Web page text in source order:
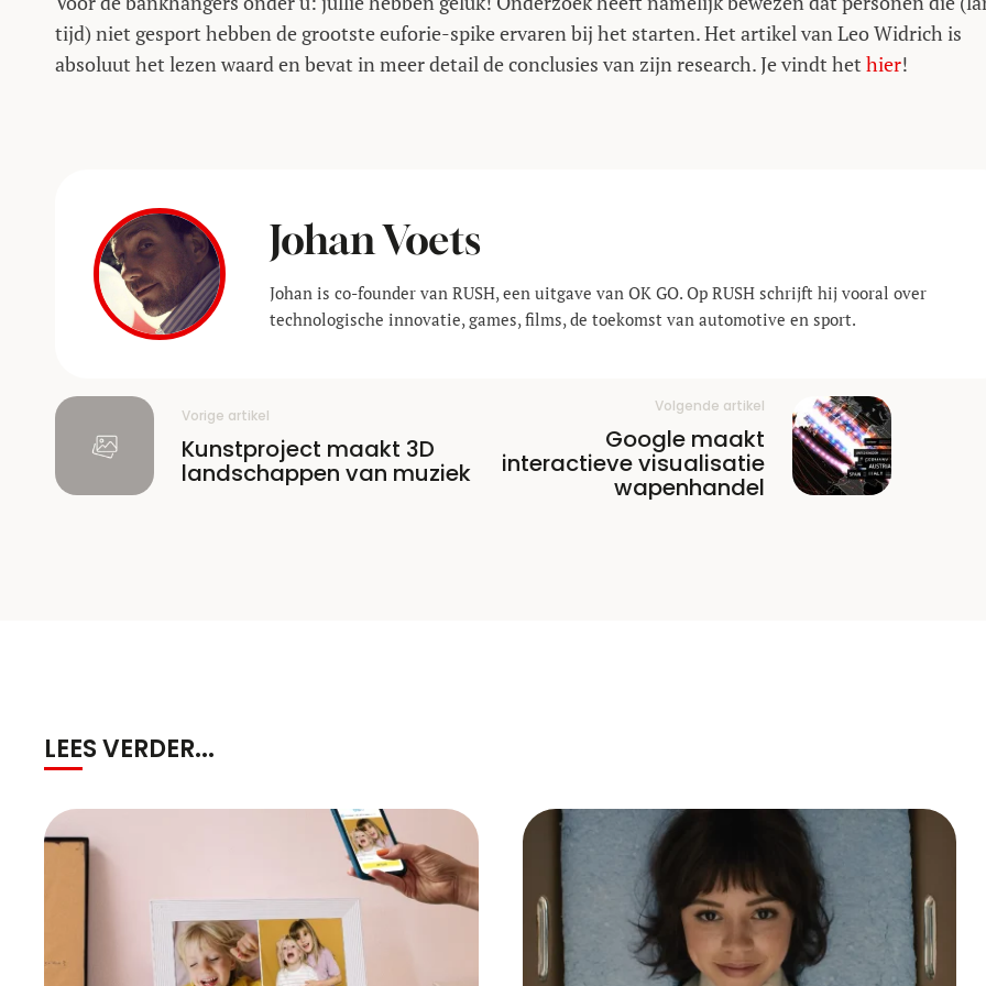
tijd) niet gesport hebben de grootste euforie-spike ervaren bij het starten. Het artikel van Leo Widrich is
absoluut het lezen waard en bevat in meer detail de conclusies van zijn research. Je vindt het hier!
Johan Voets
Johan is co-founder van RUSH, een uitgave van OK GO. Op RUSH schrijft hij vooral over
technologische innovatie, games, films, de toekomst van automotive en sport.
Vorige artikel
Kunstproject maakt 3D
landschappen van muziek
Volgende artikel
Google maakt
interactieve visualisatie
wapenhandel
LEES VERDER...